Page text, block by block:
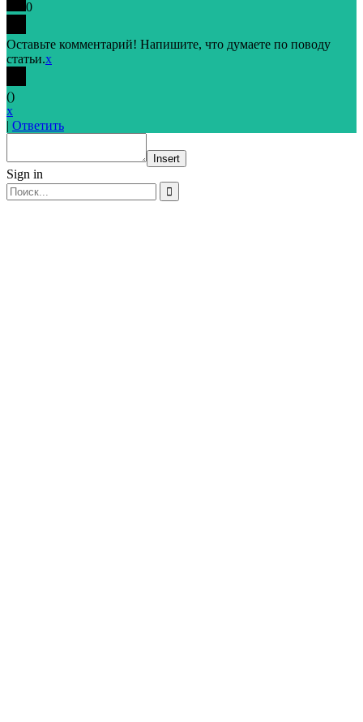
0
Оставьте комментарий! Напишите, что думаете по поводу
статьи.x
()
x
| Ответить
Insert
Sign in